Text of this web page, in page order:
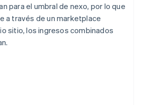
para el umbral de nexo, por lo que
a través de un marketplace
sitio, los ingresos combinados